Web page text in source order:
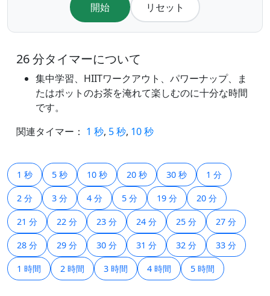
開始 リセット
26 分タイマーについて
集中学習、HIITワークアウト、パワーナップ、ま
たはポットのお茶を淹れて楽しむのに十分な時間
です。
関連タイマー： 1 秒, 5 秒, 10 秒
1 秒 5 秒 10 秒 20 秒 30 秒 1 分
2 分 3 分 4 分 5 分 19 分 20 分
21 分 22 分 23 分 24 分 25 分 27 分
28 分 29 分 30 分 31 分 32 分 33 分
1 時間 2 時間 3 時間 4 時間 5 時間